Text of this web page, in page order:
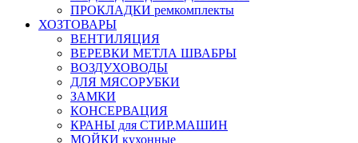
ПРОКЛАДКИ ремкомплекты
ХОЗТОВАРЫ
ВЕНТИЛЯЦИЯ
ВЕРЕВКИ МЕТЛА ШВАБРЫ
ВОЗДУХОВОДЫ
ДЛЯ МЯСОРУБКИ
ЗАМКИ
КОНСЕРВАЦИЯ
КРАНЫ для СТИР.МАШИН
МОЙКИ кухонные